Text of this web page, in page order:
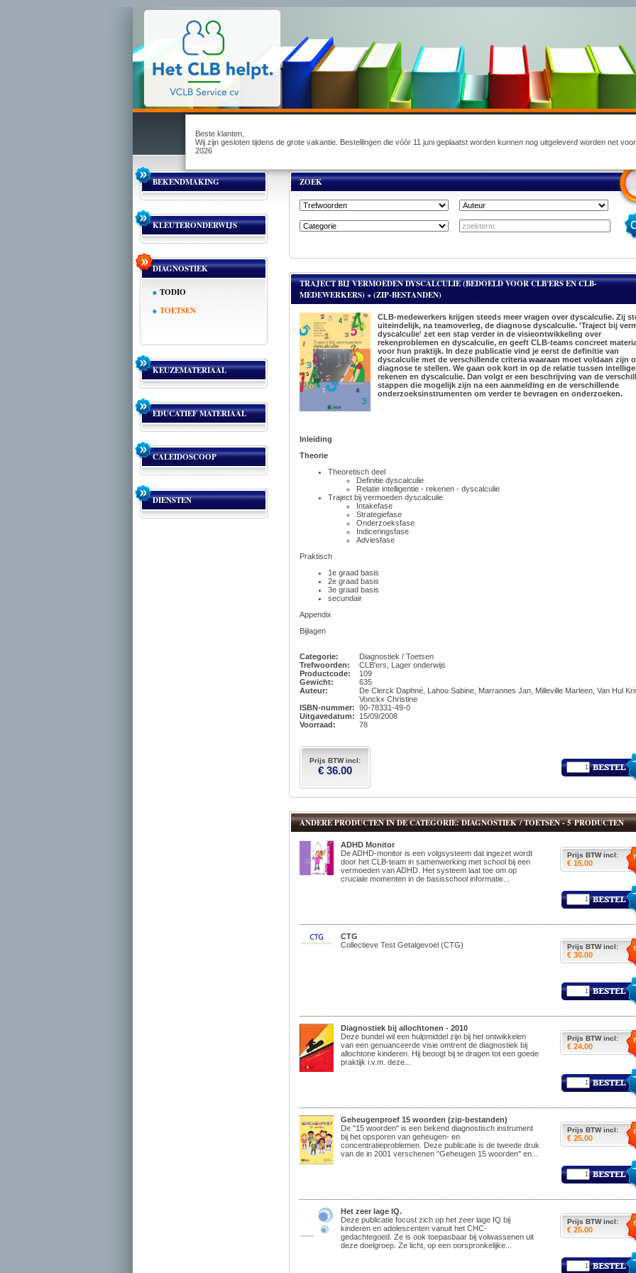
Beste klanten,
Wij zijn gesloten tijdens de grote vakantie. Bestellingen die vóór 11 juni geplaatst worden kunnen nog uitgeleverd worden net
2026
BEKENDMAKING
KLEUTERONDERWIJS
DIAGNOSTIEK
TODIO
TOETSEN
KEUZEMATERIAAL
EDUCATIEF MATERIAAL
CALEIDOSCOOP
DIENSTEN
ZOEK
TRAJECT BIJ VERMOEDEN DYSCALCULIE (BEDOELD VOOR CLB'ERS EN CLB-
MEDEWERKERS) + (ZIP-BESTANDEN)
CLB-medewerkers krijgen steeds meer vragen over dyscalculie. Zij
uiteindelijk, na teamoverleg, de diagnose dyscalculie. 'Traject bij
dyscalculie' zet een stap verder in de visieontwikkeling over
rekenproblemen en dyscalculie, en geeft CLB-teams concreet
voor hun praktijk. In deze publicatie vind je eerst de definitie van
dyscalculie met de verschillende criteria waaraan moet voldaan zijn
diagnose te stellen. We gaan ook kort in op de relatie tussen
rekenen en dyscalculie. Dan volgt er een beschrijving van de
stappen die mogelijk zijn na een aanmelding en de verschillende
onderzoeksinstrumenten om verder te bevragen en onderzoeken.
Inleiding
Theorie
Theoretisch deel
Definitie dyscalculie
Relatie intelligentie - rekenen - dyscalculie
Traject bij vermoeden dyscalculie
Intakefase
Strategiefase
Onderzoeksfase
Indiceringsfase
Adviesfase
Praktisch
1e graad basis
2e graad basis
3e graad basis
secundair
Appendix
Bijlagen
Categorie:
Diagnostiek / Toetsen
Trefwoorden:
CLB'ers, Lager onderwijs
Productcode:
109
Gewicht:
635
Auteur:
De Clerck Daphné, Lahou Sabine, Marrannes Jan, Milleville Marleen, Van Hul
Vonckx Christine
ISBN-nummer: 90-78331-49-0
Uitgavedatum: 15/09/2008
Voorraad:
78
Prijs BTW incl:
€ 36.00
ANDERE PRODUCTEN IN DE CATEGORIE: DIAGNOSTIEK / TOETSEN - 5 PRODUCTEN
ADHD Monitor
De ADHD-monitor is een volgsysteem dat ingezet wordt
door het CLB-team in samenwerking met school bij een
vermoeden van ADHD. Het systeem laat toe om op
cruciale momenten in de basisschool informatie...
Prijs BTW incl:
€ 15.00
CTG
Collectieve Test Getalgevoel (CTG)
Prijs BTW incl:
€ 30.00
Diagnostiek bij allochtonen - 2010
Deze bundel wil een hulpmiddel zijn bij het ontwikkelen
van een genuanceerde visie omtrent de diagnostiek bij
allochtone kinderen. Hij beoogt bij te dragen tot een goede
praktijk i.v.m. deze...
Prijs BTW incl:
€ 24.00
Geheugenproef 15 woorden (zip-bestanden)
De "15 woorden" is een bekend diagnostisch instrument
bij het opsporen van geheugen- en
concentratieproblemen. Deze publicatie is de tweede druk
van de in 2001 verschenen "Geheugen 15 woorden" en...
Prijs BTW incl:
€ 25.00
Het zeer lage IQ.
Deze publicatie focust zich op het zeer lage IQ bij
kinderen en adolescenten vanuit het CHC-
gedachtegoed. Ze is ook toepasbaar bij volwassenen uit
deze doelgroep. Ze licht, op een oorspronkelijke...
Prijs BTW incl:
€ 25.00